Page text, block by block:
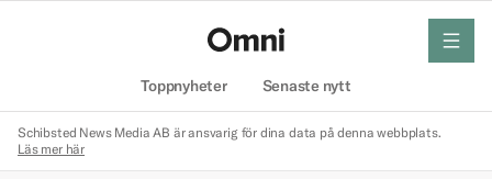
Toppnyheter Senaste nytt
meny
Schibsted News Media AB är ansvarig för dina data på denna webbplats.
Läs mer här